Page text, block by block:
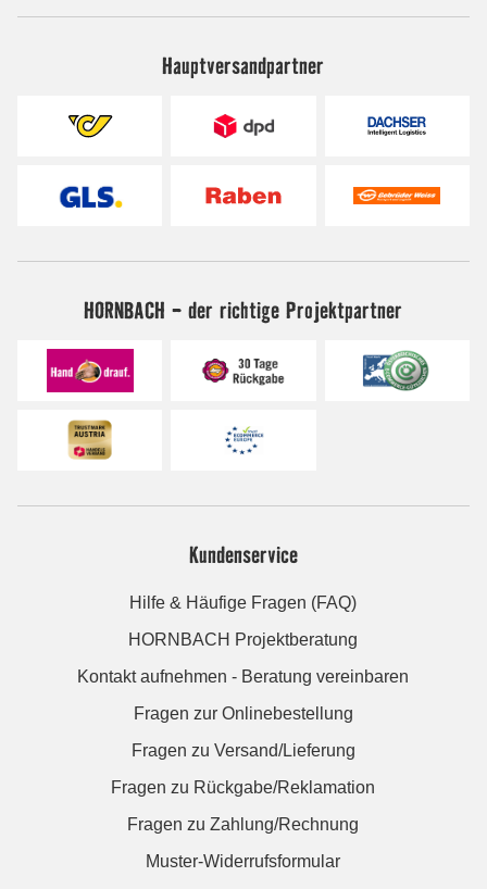
Hauptversandpartner
HORNBACH - der richtige Projektpartner
Kundenservice
Hilfe & Häufige Fragen (FAQ)
HORNBACH Projektberatung
Kontakt aufnehmen - Beratung vereinbaren
Fragen zur Onlinebestellung
Fragen zu Versand/Lieferung
Fragen zu Rückgabe/Reklamation
Fragen zu Zahlung/Rechnung
Muster-Widerrufsformular